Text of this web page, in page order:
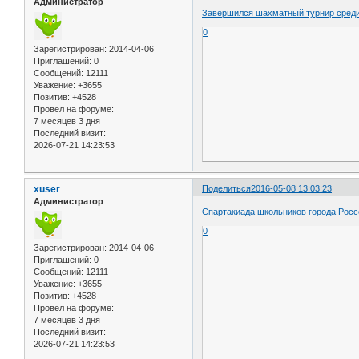
Администратор
Зарегистрирован: 2014-04-06
Приглашений: 0
Сообщений: 12111
Уважение: +3655
Позитив: +4528
Провел на форуме:
7 месяцев 3 дня
Последний визит:
2026-07-21 14:23:53
Завершился шахматный турнир
0
Поделиться2016-05-08 13:03:23
xuser
Администратор
Зарегистрирован: 2014-04-06
Приглашений: 0
Сообщений: 12111
Уважение: +3655
Позитив: +4528
Провел на форуме:
7 месяцев 3 дня
Последний визит:
2026-07-21 14:23:53
Спартакиада школьников города
0